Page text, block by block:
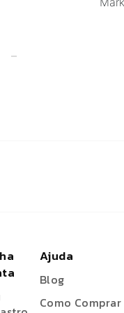
Ajuda
Blog
Como Comprar